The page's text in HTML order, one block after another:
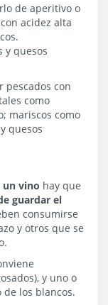
de aperitivo o
acidez alta
y quesos
pescados con
como
mariscos como
quesos
un vino hay que
guardar el
consumirse
y otros que se
y uno o
de los blancos.